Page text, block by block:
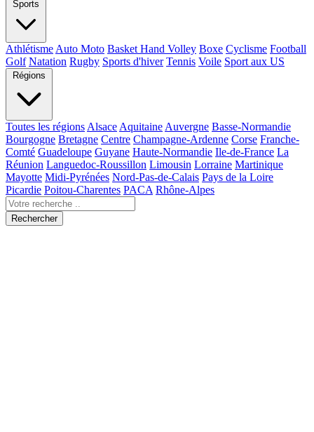
Sports
Athlétisme Auto Moto Basket Hand Volley Boxe Cyclisme Football
Golf Natation Rugby Sports d'hiver Tennis Voile Sport aux US
Régions
Toutes les régions Alsace Aquitaine Auvergne Basse-Normandie
Bourgogne Bretagne Centre Champagne-Ardenne Corse Franche-
Comté Guadeloupe Guyane Haute-Normandie Ile-de-France La
Réunion Languedoc-Roussillon Limousin Lorraine Martinique
Mayotte Midi-Pyrénées Nord-Pas-de-Calais Pays de la Loire
Picardie Poitou-Charentes PACA Rhône-Alpes
Rechercher